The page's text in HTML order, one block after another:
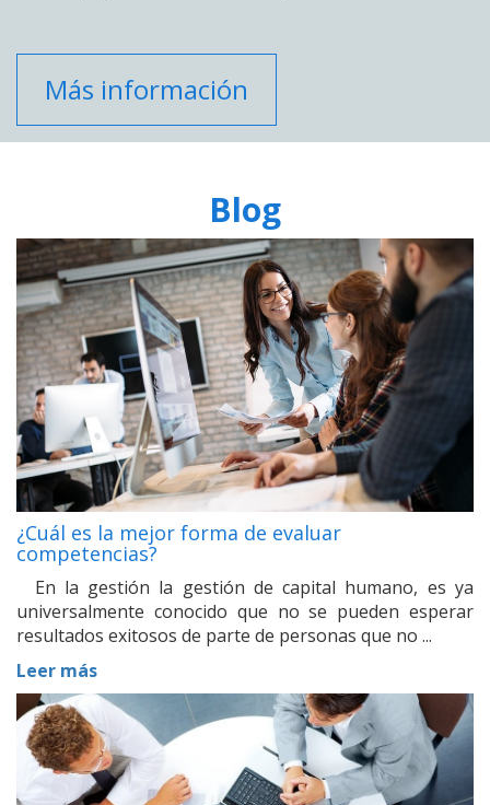
Más información
Blog
¿Cuál es la mejor forma de evaluar
competencias?
En la gestión la gestión de capital humano, es ya
universalmente conocido que no se pueden esperar
resultados exitosos de parte de personas que no ...
Leer más